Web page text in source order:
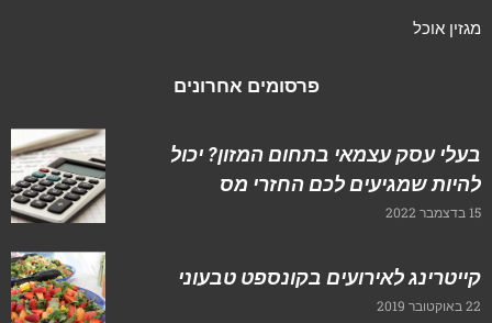
מגזין אוכל
פרסומים אחרונים
בעלי עסק עצמאי בתחום המזון? יכול
להיות שמגיעים לכם החזרי מס
15 בדצמבר 2022
קייטרינג לאירועים בקונספט טבעוני
22 באוקטובר 2019